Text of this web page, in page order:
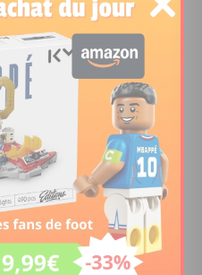
de prix Lego
notes
LEGO et les configurations
commerciales du groupe
Templeofbricks.com est un
il n'est pas sponsorisé ni
LEGO.
Ebay Partner Network.
et faites un achat, ce site
En tant que Partenaire